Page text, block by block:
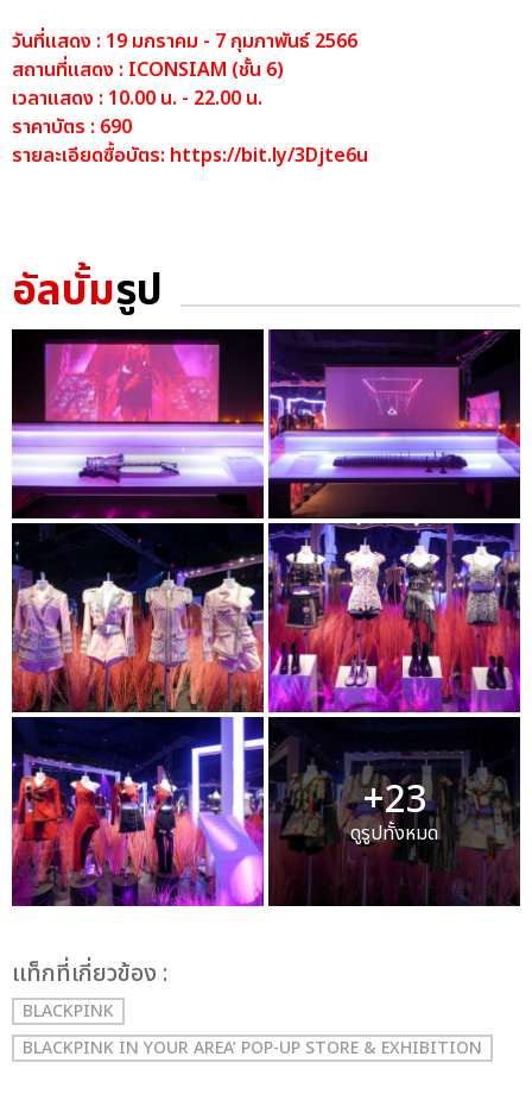
วันที่แสดง : 19 มกราคม - 7 กุมภาพันธ์ 2566
สถานที่แสดง : ICONSIAM (ชั้น 6)
เวลาแสดง : 10.00 น. - 22.00 น.
ราคาบัตร : 690
รายละเอียดซื้อบัตร: https://bit.ly/3Djte6u
อัลบั้มรูป
+23
ดูรูปทั้งหมด
เเท็กที่เกี่ยวข้อง :
BLACKPINK
BLACKPINK IN YOUR AREA’ POP-UP STORE & EXHIBITION